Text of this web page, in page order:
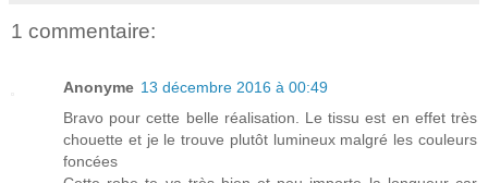
1 commentaire:
Anonyme 13 décembre 2016 à 00:49
Bravo pour cette belle réalisation. Le tissu est en effet très
chouette et je le trouve plutôt lumineux malgré les couleurs
foncées